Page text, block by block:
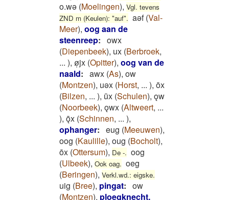
o.wə (Moelingen), Vgl. tevens
ZND m (Keulen): "auf". aəf(Val-
Meer), oog aan de
steenreep: owx
(Diepenbeek), ux (Berbroek,
... ), ø̜jx (Opitter), oog van de
naald: awx (As), ow
(Montzen), uǝx (Horst, ... ), ōx
(Bilzen, ... ), ūx (Schulen), ǫw
(Noorbeek), ǫwx (Altweert, ...
), ǭx (Schinnen, ... ),
ophanger: eug (Meeuwen),
oog (Kaulille), oug (Bocholt),
ōx (Ottersum), De -. oog
(Ulbeek), Ook oag. oeg
(Beringen), Verkl.wd.: eigske.
uig (Bree), pingat: ow
(Montzen), ploegknecht,